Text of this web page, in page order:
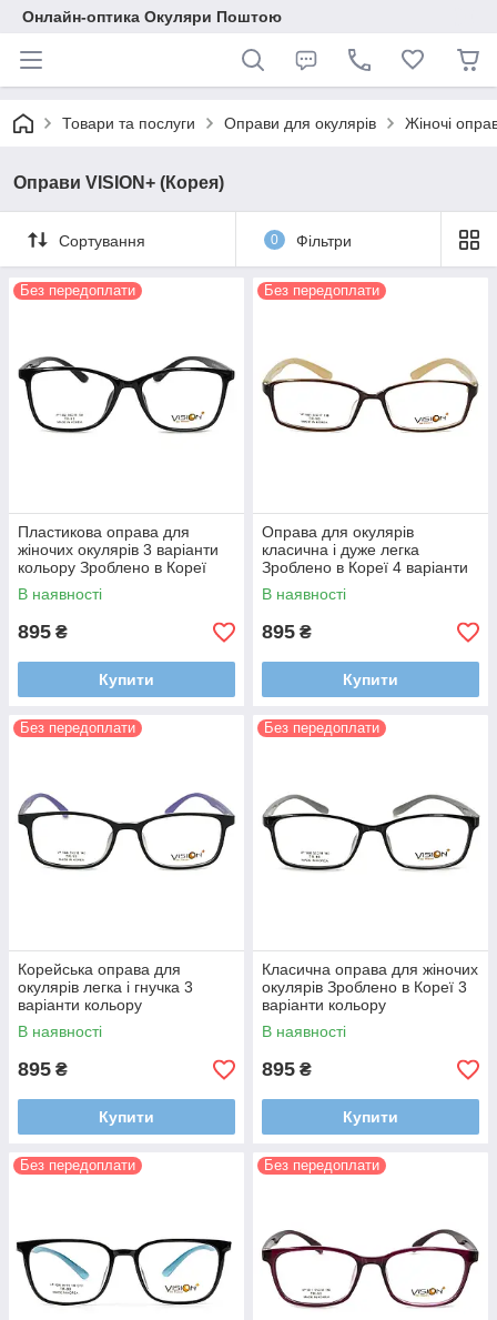
Онлайн-оптика Окуляри Поштою
Товари та послуги Оправи для окулярів Жіночі
Оправи VISION+ (Корея)
Сортування 0 Фільтри
Без передоплати
Пластикова оправа для
жіночих окулярів 3 варіанти
кольору Зроблено в Кореї
В наявності
895 ₴
Купити
Без передоплати
Оправа для окулярів
класична і дуже легка
Зроблено в Кореї 4 варіанти
кольору
В наявності
895 ₴
Купити
Без передоплати
Корейська оправа для
окулярів легка і гнучка 3
варіанти кольору
В наявності
895 ₴
Купити
Без передоплати
Класична оправа для жіночих
окулярів Зроблено в Кореї 3
варіанти кольору
В наявності
895 ₴
Купити
Без передоплати Без передоплати